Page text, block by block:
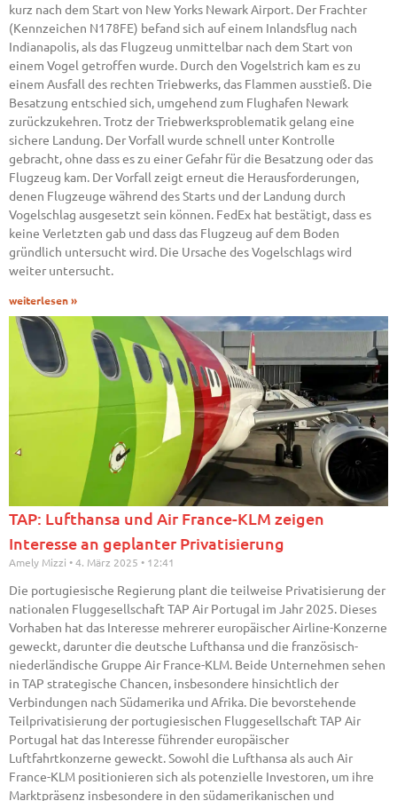
kurz nach dem Start von New Yorks Newark Airport. Der Frachter
(Kennzeichen N178FE) befand sich auf einem Inlandsflug nach
Indianapolis, als das Flugzeug unmittelbar nach dem Start von
einem Vogel getroffen wurde. Durch den Vogelstrich kam es zu
einem Ausfall des rechten Triebwerks, das Flammen ausstieß. Die
Besatzung entschied sich, umgehend zum Flughafen Newark
zurückzukehren. Trotz der Triebwerksproblematik gelang eine
sichere Landung. Der Vorfall wurde schnell unter Kontrolle
gebracht, ohne dass es zu einer Gefahr für die Besatzung oder das
Flugzeug kam. Der Vorfall zeigt erneut die Herausforderungen,
denen Flugzeuge während des Starts und der Landung durch
Vogelschlag ausgesetzt sein können. FedEx hat bestätigt, dass es
keine Verletzten gab und dass das Flugzeug auf dem Boden
gründlich untersucht wird. Die Ursache des Vogelschlags wird
weiter untersucht.
weiterlesen »
TAP: Lufthansa und Air France-KLM zeigen
Interesse an geplanter Privatisierung
Amely Mizzi 4. März 2025 12:41
Die portugiesische Regierung plant die teilweise Privatisierung der
nationalen Fluggesellschaft TAP Air Portugal im Jahr 2025. Dieses
Vorhaben hat das Interesse mehrerer europäischer Airline-Konzerne
geweckt, darunter die deutsche Lufthansa und die französisch-
niederländische Gruppe Air France-KLM. Beide Unternehmen sehen
in TAP strategische Chancen, insbesondere hinsichtlich der
Verbindungen nach Südamerika und Afrika. Die bevorstehende
Teilprivatisierung der portugiesischen Fluggesellschaft TAP Air
Portugal hat das Interesse führender europäischer
Luftfahrtkonzerne geweckt. Sowohl die Lufthansa als auch Air
France-KLM positionieren sich als potenzielle Investoren, um ihre
Marktpräsenz insbesondere in den südamerikanischen und